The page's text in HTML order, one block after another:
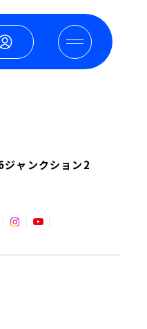
ジャンクション2